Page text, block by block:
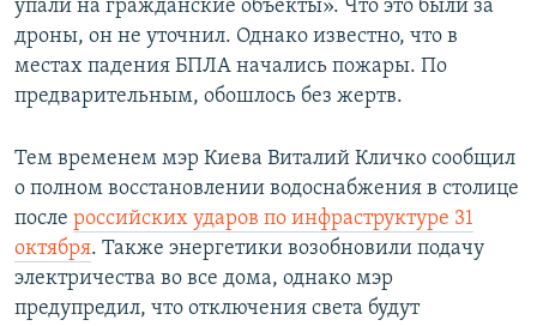
упали на гражданские объекты». Что это были за
дроны, он не уточнил. Однако известно, что в
местах падения БПЛА начались пожары. По
предварительным, обошлось без жертв.
Тем временем мэр Киева Виталий Кличко сообщил
о полном восстановлении водоснабжения в столице
после российских ударов по инфраструктуре 31
октября. Также энергетики возобновили подачу
электричества во все дома, однако мэр
предупредил, что отключения света будут